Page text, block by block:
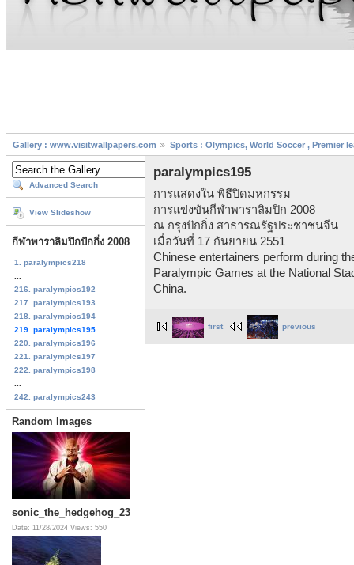
Gallery : www.visitwallpapers.com Sports : Olympics, World Soccer , Premier
Advanced Search
View Slideshow
กีฬาพาราลิมปิกปักกิ่ง 2008
1. paralympics218
216. paralympics192
217. paralympics193
218. paralympics194
219. paralympics195
220. paralympics196
221. paralympics197
222. paralympics198
242. paralympics243
Random Images
sonic_the_hedgehog_23
Date: 11/28/2024 Views: 550
paralympics195
การแสดงใน พิธีปิดมหกรรม
การแข่งขันกีฬาพาราลิมปิก 2008
ณ กรุงปักกิ่ง สาธารณรัฐประชาชนจีน
เมื่อวันที่ 17 กันยายน 2551
Chinese entertainers perform during
Paralympic Games at the National
China.
first previous